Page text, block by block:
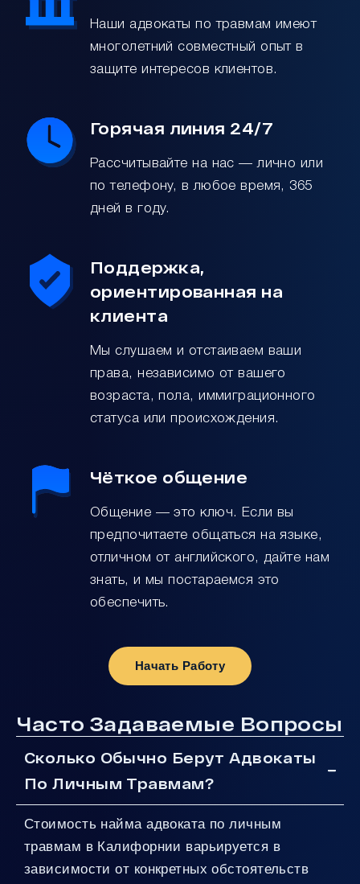
Наши адвокаты по травмам имеют
многолетний совместный опыт в
защите интересов клиентов.
Горячая линия 24/7
Рассчитывайте на нас — лично или
по телефону, в любое время, 365
дней в году.
Поддержка,
ориентированная на
клиента
Мы слушаем и отстаиваем ваши
права, независимо от вашего
возраста, пола, иммиграционного
статуса или происхождения.
Чёткое общение
Общение — это ключ. Если вы
предпочитаете общаться на языке,
отличном от английского, дайте нам
знать, и мы постараемся это
обеспечить.
Начать Работу
Часто Задаваемые Вопросы
Сколько Обычно Берут Адвокаты
По Личным Травмам?
Стоимость найма адвоката по личным
травмам в Калифорнии варьируется в
зависимости от конкретных обстоятельств